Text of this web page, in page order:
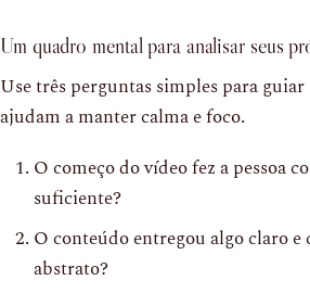
Um quadro mental para analisar seus
Use três perguntas simples para guiar
ajudam a manter calma e foco.
O começo do vídeo fez a pessoa
suficiente?
O conteúdo entregou algo claro
abstrato?